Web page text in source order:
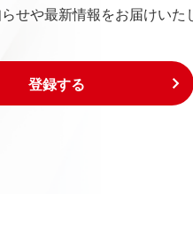
せや最新情報をお届けいた
登録する